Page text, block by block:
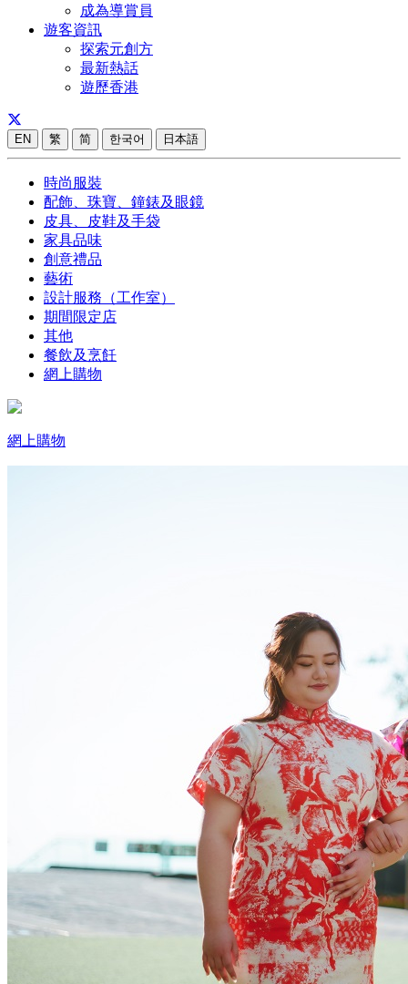
成為導賞員
遊客資訊
探索元創方
最新熱話
遊歷香港
EN 繁 简 한국어 日本語
時尚服裝
配飾、珠寶、鐘錶及眼鏡
皮具、皮鞋及手袋
家具品味
創意禮品
藝術
設計服務（工作室）
期間限定店
其他
餐飲及烹飪
網上購物
網上購物